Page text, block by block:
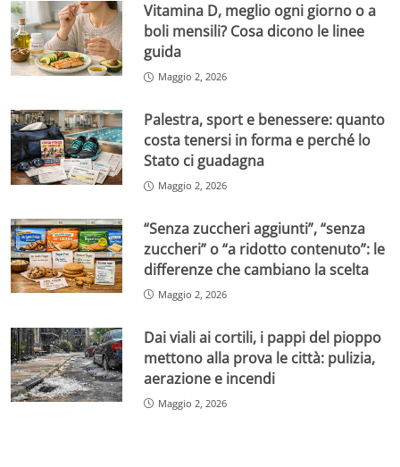
Vitamina D, meglio ogni giorno o a
boli mensili? Cosa dicono le linee
guida
Maggio 2, 2026
Palestra, sport e benessere: quanto
costa tenersi in forma e perché lo
Stato ci guadagna
Maggio 2, 2026
“Senza zuccheri aggiunti”, “senza
zuccheri” o “a ridotto contenuto”: le
differenze che cambiano la scelta
Maggio 2, 2026
Dai viali ai cortili, i pappi del pioppo
mettono alla prova le città: pulizia,
aerazione e incendi
Maggio 2, 2026